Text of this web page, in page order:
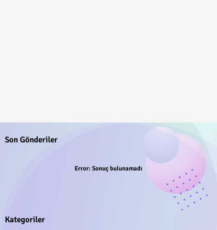
Son Gönderiler
Error: Sonuç bulunamadı
Kategoriler